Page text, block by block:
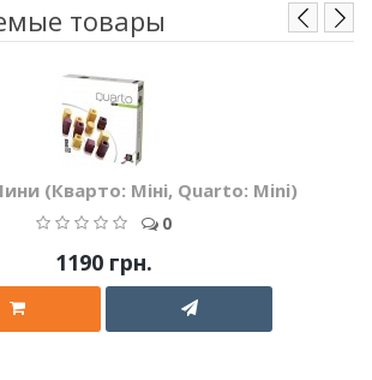
товары
(Кварто: Міні, Quarto: Mini)
0
1190 грн.